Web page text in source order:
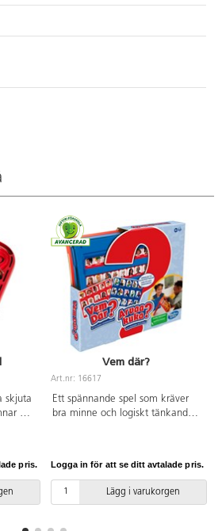
skjuta
på
ör
PVC-
pris.
Vem där?
Art.nr: 16617
Ett spännande spel som kräver
bra minne och logiskt tänkande.
Logga in för att se ditt avtalade pris.
Lägg i varukorgen